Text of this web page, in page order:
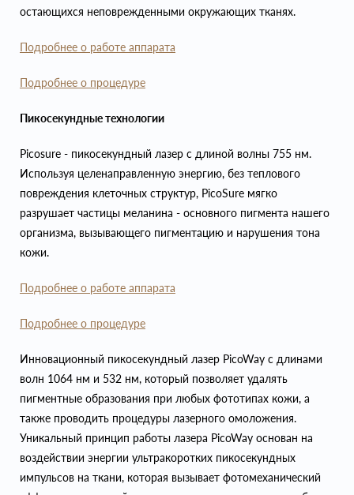
остающихся неповрежденными окружающих тканях.
Подробнее о работе аппарата
Подробнее о процедуре
Пикосекундные технологии
Picosure - пикосекундный лазер с длиной волны 755 нм.
Используя целенаправленную энергию, без теплового
повреждения клеточных структур, PicoSure мягко
разрушает частицы меланина - основного пигмента нашего
организма, вызывающего пигментацию и нарушения тона
кожи.
Подробнее о работе аппарата
Подробнее о процедуре
Инновационный пикосекундный лазер PicoWay с длинами
волн 1064 нм и 532 нм, который позволяет удалять
пигментные образования при любых фототипах кожи, а
также проводить процедуры лазерного омоложения.
Уникальный принцип работы лазера PicoWay основан на
воздействии энергии ультракоротких пикосекундных
импульсов на ткани, которая вызывает фотомеханический